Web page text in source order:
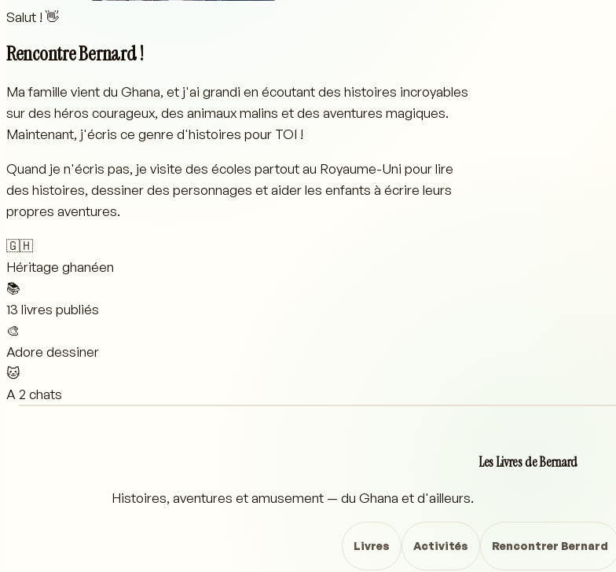
Salut ! 👋
Rencontre Bernard !
Ma famille vient du Ghana, et j'ai grandi en écoutant des histoires incroyables
sur des héros courageux, des animaux malins et des aventures magiques.
Maintenant, j'écris ce genre d'histoires pour TOI !
Quand je n'écris pas, je visite des écoles partout au Royaume-Uni pour lire
des histoires, dessiner des personnages et aider les enfants à écrire leurs
propres aventures.
🇬🇭
Héritage ghanéen
📚
13 livres publiés
🎨
Adore dessiner
🐱
A 2 chats
Les Livres de Bernard
Histoires, aventures et amusement — du Ghana et d'ailleurs.
Livres Activités Rencontrer Bernard